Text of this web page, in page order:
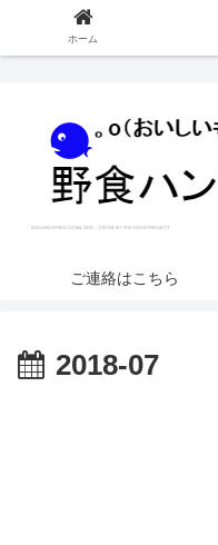
ご連絡はこちら
2018-07
ホーム